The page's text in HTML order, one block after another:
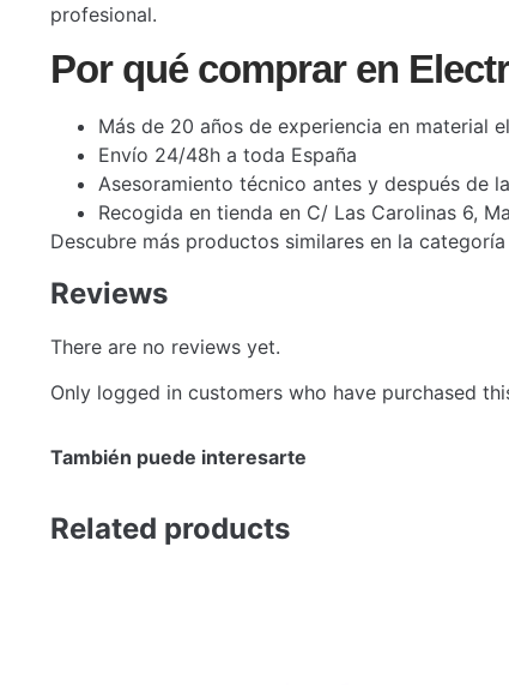
profesional.
Por qué comprar en
Más de 20 años de experiencia en material
Envío 24/48h a toda España
Asesoramiento técnico antes y después de
Recogida en tienda en C/ Las Carolinas 6,
Descubre más productos similares en la categoría
Reviews
There are no reviews yet.
Only logged in customers who have purchased
También puede interesarte
Related products